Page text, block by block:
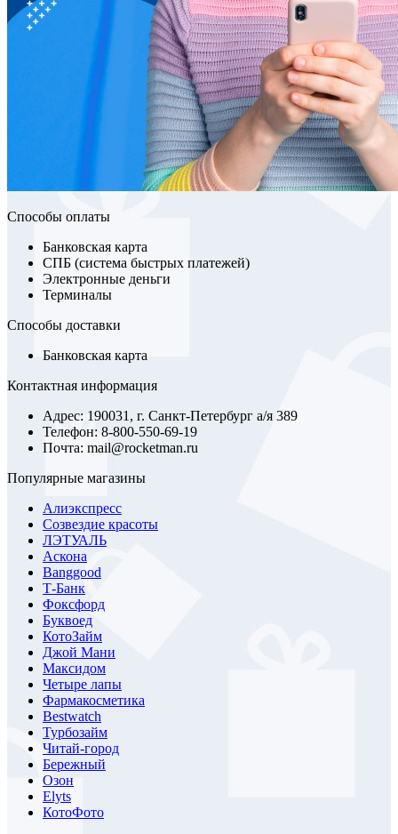
Способы оплаты
Банковская карта
СПБ (система быстрых платежей)
Электронные деньги
Терминалы
Способы доставки
Банковская карта
Контактная информация
Адрес: 190031, г. Санкт-Петербург а/я 389
Телефон: 8-800-550-69-19
Почта: mail@rocketman.ru
Популярные магазины
Алиэкспресс
Созвездие красоты
ЛЭТУАЛЬ
Аскона
Banggood
Т-Банк
Фоксфорд
Буквоед
КотоЗайм
Джой Мани
Максидом
Четыре лапы
Фармакосметика
Bestwatch
Турбозайм
Читай-город
Бережный
Озон
Elyts
КотоФото